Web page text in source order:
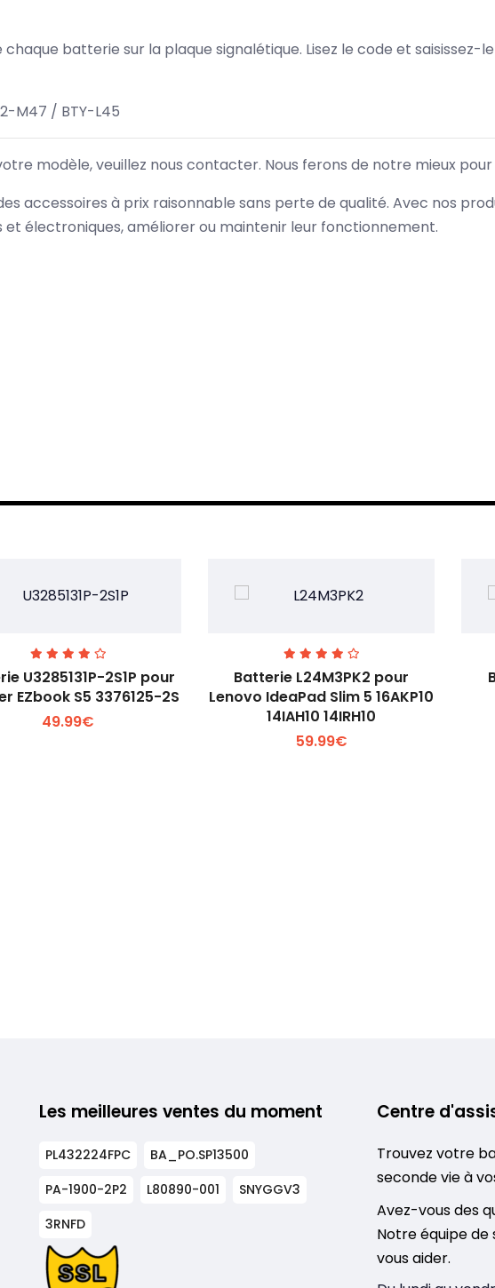
batterie sur la plaque signalétique. Lisez le code et saisissez-
M47 / BTY-L45
modèle, veuillez nous contacter. Nous ferons de notre mieux pour
accessoires à prix raisonnable sans perte de qualité. Avec nos
et électroniques, améliorer ou maintenir leur fonctionnement.
Voir plus +
U3285131P-2S1P pour
EZbook S5 3376125-2S
49.99€
Voir plus +
Batterie L24M3PK2 pour
Lenovo IdeaPad Slim 5 16AKP10
14IAH10 14IRH10
59.99€
Les meilleures ventes du moment
PL432224FPC
BA_PO.SP13500
PA-1900-2P2
L80890-001
SNYGGV3
3RNFD
Centre
Trouvez votre
seconde vie à
Avez-vous des
Notre équipe de
vous aider.